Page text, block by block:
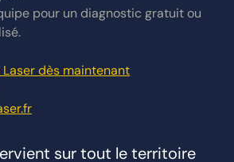
pour un diagnostic gratuit ou
dès maintenant
sur tout le territoire